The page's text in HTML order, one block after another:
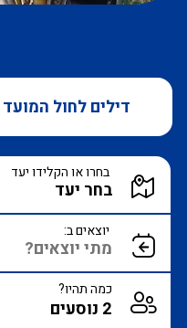
דילים לחול
בחרו או הקלידו יעד
הצג רשימת יעדים
יוצאים ב:
כמה תהיו?